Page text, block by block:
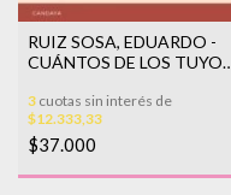
RUIZ SOSA, EDUARDO -
CUÁNTOS DE LOS TUYOS
3 cuotas sin interés de
$12.333,33
$37.000